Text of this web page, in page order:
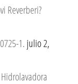
Reverberi?
1. julio 2,